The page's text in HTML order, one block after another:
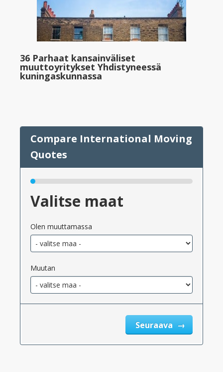
36 Parhaat kansainväliset
muuttoyritykset Yhdistyneessä
kuningaskunnassa
Valitse maat
Olen muuttamassa
Muutan
Seuraava